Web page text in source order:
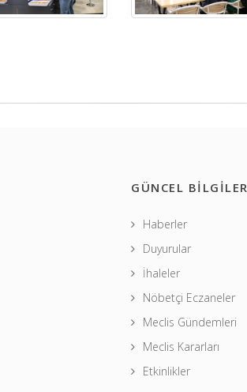
GÜNCEL BİLGİLER
Haberler
Duyurular
İhaleler
Nöbetçi Eczaneler
Meclis Gündemleri
Meclis Kararları
Etkinlikler